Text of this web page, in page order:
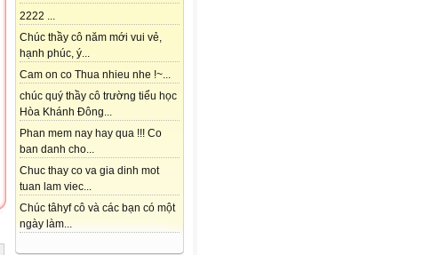
2222 ...
Chúc thầy cô năm mới vui vẻ,
hạnh phúc, ý...
Cam on co Thua nhieu nhe !~...
chúc quý thầy cô trường tiểu học
Hòa Khánh Đông...
Phan mem nay hay qua !!! Co
ban danh cho...
Chuc thay co va gia dinh mot
tuan lam viec...
Chúc tâhyf cô và các bạn có một
ngày làm...